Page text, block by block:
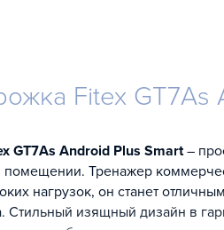
Fitex GT7As
GT7As Android Plus Smart–
Тренажер
нагрузок, он станет
Стильный изящный дизайн в